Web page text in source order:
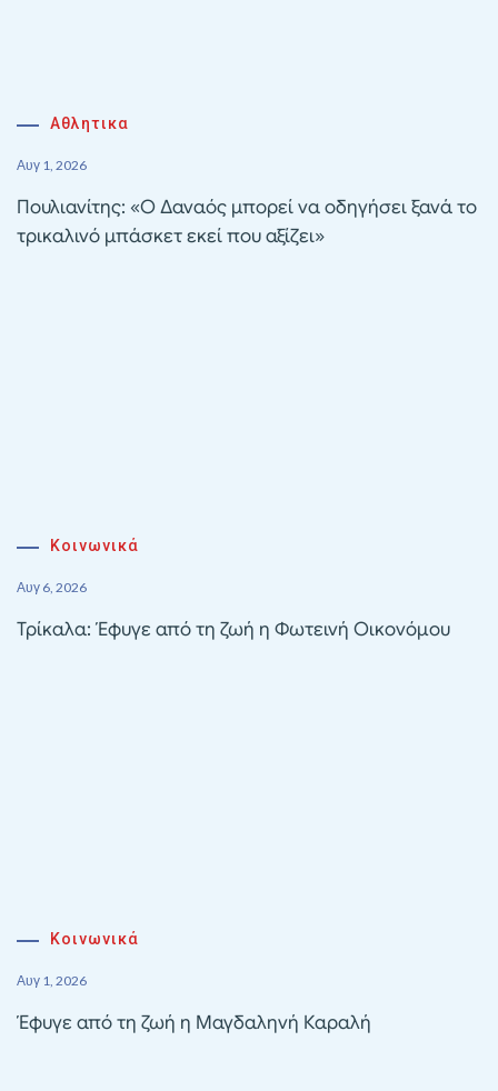
Αθλητικα
Αυγ 1, 2026
Πουλιανίτης: «Ο Δαναός μπορεί να οδηγήσει ξανά το
τρικαλινό μπάσκετ εκεί που αξίζει»
Κοινωνικά
Αυγ 6, 2026
Τρίκαλα: Έφυγε από τη ζωή η Φωτεινή Οικονόμου
Κοινωνικά
Αυγ 1, 2026
Έφυγε από τη ζωή η Μαγδαληνή Καραλή